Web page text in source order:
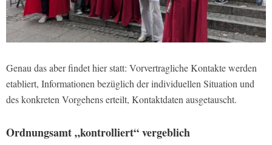
Genau das aber findet hier statt: Vorvertragliche Kontakte werden
etabliert, Informationen bezüglich der individuellen Situation und
des konkreten Vorgehens erteilt, Kontaktdaten ausgetauscht.
Ordnungsamt „kontrolliert“ vergeblich